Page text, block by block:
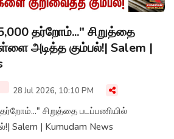
தர்றோம்..." சிறுத்தை
அடித்த கும்பல்!| Salem |
28 Jul 2026, 10:10 PM
சிறுத்தை படப்பணியில்
கொள்ளை அடித்த கும்பல்!| Salem | Kumudam News